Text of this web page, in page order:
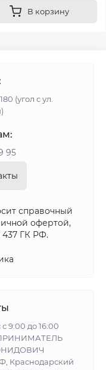
В корзину
(угол с ул.
95
справочный
офертой,
437 ГК РФ.
9:00 до 16:00
Краснодарский